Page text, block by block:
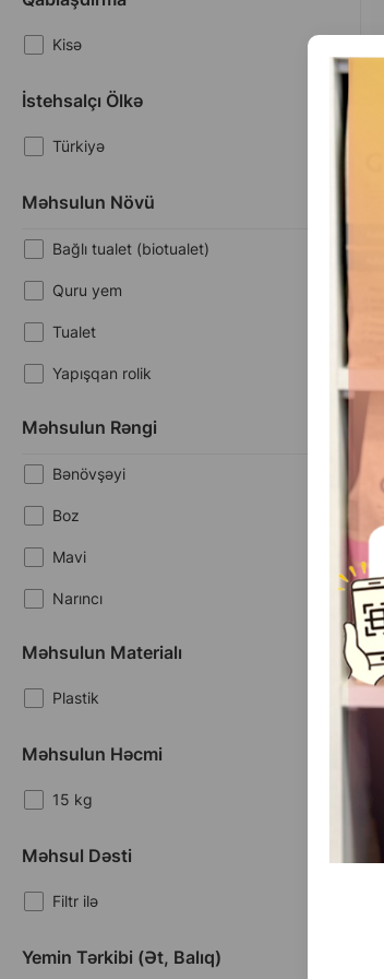
Kisə
İstehsalçı Ölkə
Türkiyə
Məhsulun Növü
Bağlı tualet (biotualet)
Quru yem
Tualet
Yapışqan rolik
Məhsulun Rəngi
Bənövşəyi
Boz
Mavi
Narıncı
Məhsulun Materialı
Plastik
Məhsulun Həcmi
15 kg
Məhsul Dəsti
Filtr ilə
Yemin Tərkibi (ət, Balıq)